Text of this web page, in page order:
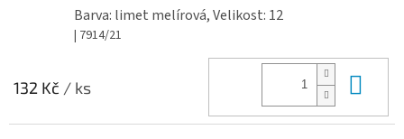
Barva: limet melírová, Velikost: 12
| 7914/21
132 Kč / ks